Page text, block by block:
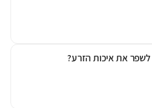
לשפר את איכות הזרע?